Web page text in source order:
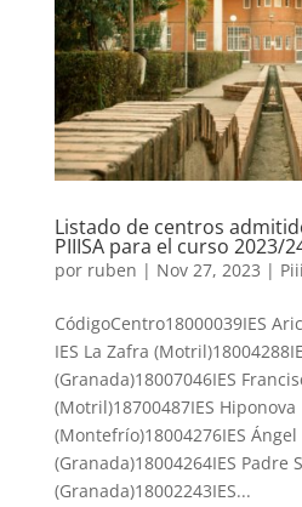
Listado de centros
PIIISA para el curso 2023/
por ruben | Nov 27, 2023 |
CódigoCentro18000039IES
IES La Zafra
(Granada)18007046IES
(Motril)18700487IES Hiponova
(Montefrío)18004276IES
(Granada)18004264IES Padre
(Granada)18002243IES...